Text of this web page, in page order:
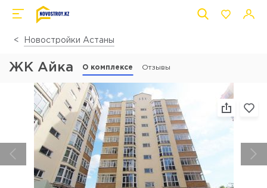
Новостройки Астаны
ЖК Айка О комплексе Отзывы